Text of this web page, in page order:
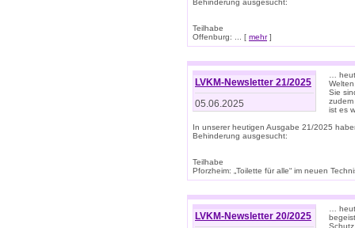
Behinderung ausgesucht:
Teilhabe
Offenburg: ... [ mehr]
LVKM-Newsletter 21/2025
05.06.2025
…
Sie
ist es
In unserer heutigen Ausgabe 21/2025
Behinderung ausgesucht:
Teilhabe
Pforzheim: „Toilette für alle“ im neuen
LVKM-Newsletter 20/2025
…